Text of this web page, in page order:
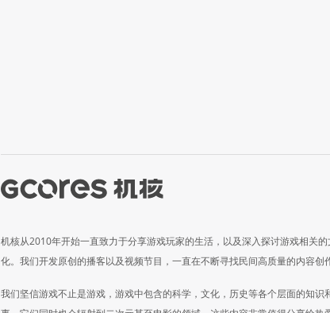
机核从2010年开始一直致力于分享游戏玩家的生活，以及深入探讨游戏相关的
化。我们开发原创的播客以及视频节目，一直在不断寻找民间高质量的内容创
我们坚信游戏不止是游戏，游戏中包含的科学，文化，历史等各个层面的知识